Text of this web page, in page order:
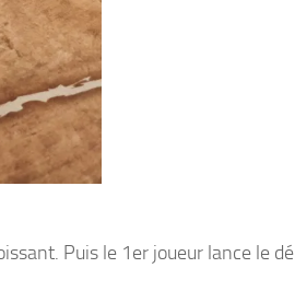
Puis le 1er joueur lance le dé